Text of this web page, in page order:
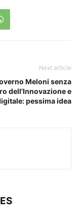
Next article
Meloni senza
dell'Innovazione e
pessima idea